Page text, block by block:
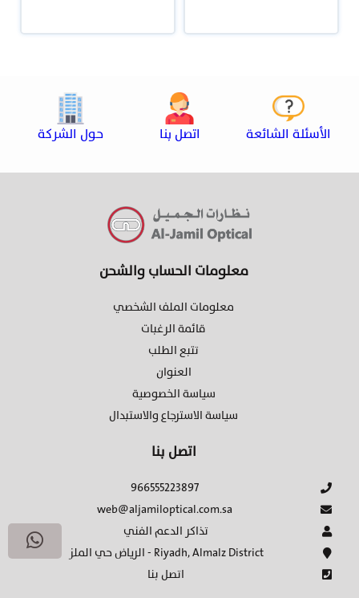
حول الشركة اتصل بنا الأسئلة الشائعة
معلومات الحساب والشحن
معلومات الملف الشخصي
قائمة الرغبات
تتبع الطلب
العنوان
سياسة الخصوصية
سياسة الاسترجاع والاستبدال
اتصل بنا
966555223897
web@aljamiloptical.com.sa
تذاكر الدعم الفني
الرياض حي الملز - Riyadh, Almalz District
اتصل بنا